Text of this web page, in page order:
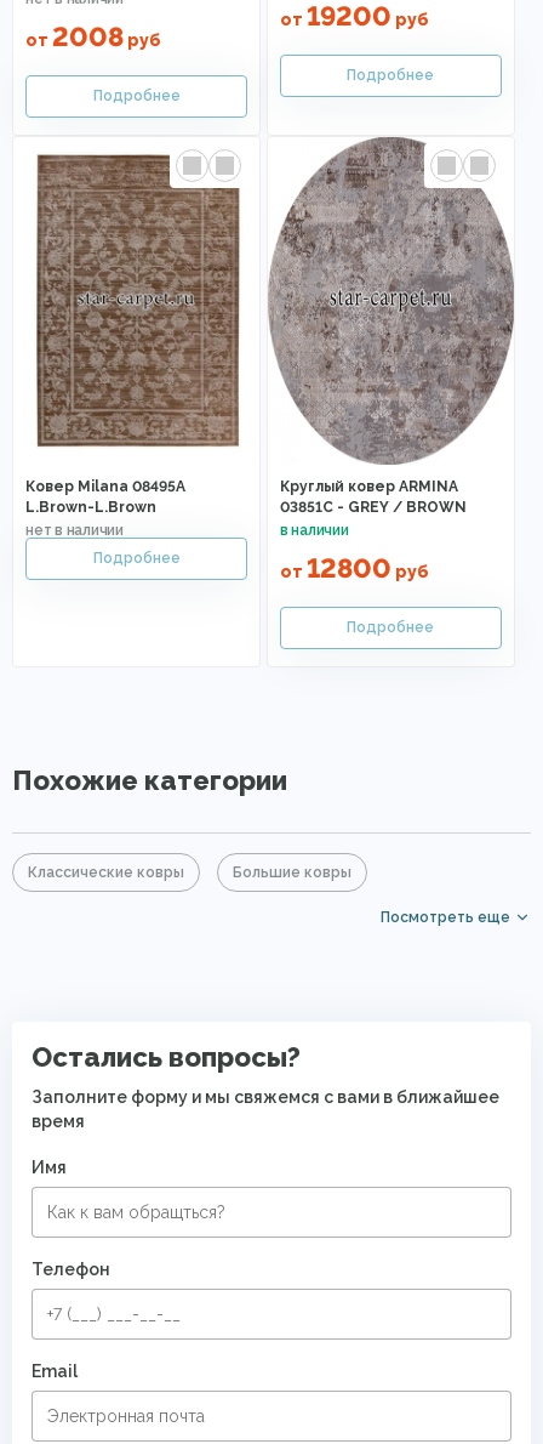
от 2008 руб
от 19200 руб
Ковер Milana 08495A
L.Brown-L.Brown
Круглый ковер ARMINA
03851C - GREY / BROWN
от 12800 руб
Похожие категории
Классические ковры Большие ковры
Посмотреть еще
Остались вопросы?
Заполните форму и мы свяжемся с вами в ближайшее
время
Имя
Телефон
Email